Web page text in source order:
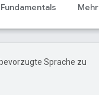
Fundamentals Mehr
Sprache zu